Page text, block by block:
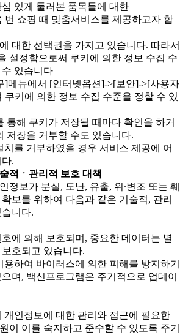
있게 둘러본 품목들에 대한
번 쇼핑 때 맞춤서비스를 제공하고자 합
대한 선택권을 가지고 있습니다. 따라서
설정함으로써 쿠키에 의한 정보 수집 수
있습니다
]메뉴에서 [인터넷옵션]->[보안]->[사용자
쿠키에 의한 정보 수집 수준을 정할 수 있
통해 쿠키가 저장될 때마다 확인을 하거
저장을 거부할 수도 있습니다.
치를 거부하였을 경우 서비스 제공에 어
.
적ㆍ관리적 보호 대책
정보가 분실, 도난, 유출, 위∙변조 또는 훼
보를 위하여 다음과 같은 기술적, 관리
니다.
에 의해 보호되며, 중요한 데이터는 별
호되고 있습니다.
하여 바이러스에 의한 피해를 방지하기
며, 백신프로그램은 주기적으로 업데이
개인정보에 대한 관리와 접근에 필요한
이 이를 숙지하고 준수할 수 있도록 주기